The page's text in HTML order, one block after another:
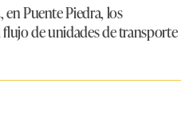
, enPuente Piedra, los
de unidades de transporte